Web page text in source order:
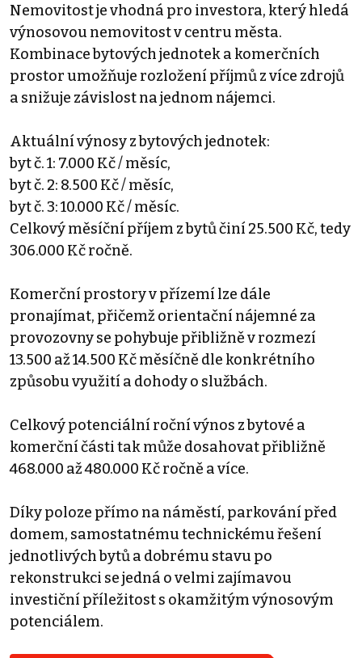
Nemovitost je vhodná pro investora, který hledá
výnosovou nemovitost v centru města.
Kombinace bytových jednotek a komerčních
prostor umožňuje rozložení příjmů z více zdrojů
a snižuje závislost na jednom nájemci.
Aktuální výnosy z bytových jednotek:
byt č. 1: 7.000 Kč / měsíc,
byt č. 2: 8.500 Kč / měsíc,
byt č. 3: 10.000 Kč / měsíc.
Celkový měsíční příjem z bytů činí 25.500 Kč, tedy
306.000 Kč ročně.
Komerční prostory v přízemí lze dále
pronajímat, přičemž orientační nájemné za
provozovny se pohybuje přibližně v rozmezí
13.500 až 14.500 Kč měsíčně dle konkrétního
způsobu využití a dohody o službách.
Celkový potenciální roční výnos z bytové a
komerční části tak může dosahovat přibližně
468.000 až 480.000 Kč ročně a více.
Díky poloze přímo na náměstí, parkování před
domem, samostatnému technickému řešení
jednotlivých bytů a dobrému stavu po
rekonstrukci se jedná o velmi zajímavou
investiční příležitost s okamžitým výnosovým
potenciálem.